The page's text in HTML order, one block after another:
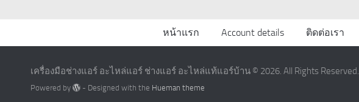
หน้าแรก Account details ติดต่อเรา
เครื่องมือช่างแอร์ อะไหล่แอร์ ช่างแอร์ อะไหล่แท้แอร์บ้าน © 2026. All Rights Reserved.
Powered by - Designed with the Hueman theme